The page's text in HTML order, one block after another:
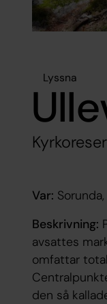
Lyssna
Var:
Beskrivning:
avsattes
omfattar
den så